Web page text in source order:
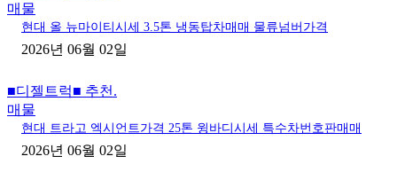
매물
현대 올 뉴마이티시세 3.5톤 냉동탑차매매 물류넘버가격
2026년 06월 02일
■디젤트럭■ 추천.
매물
현대 트라고 엑시언트가격 25톤 윙바디시세 특수차번호판매매
2026년 06월 02일